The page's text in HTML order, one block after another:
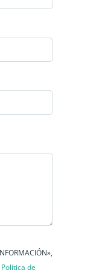
Política de